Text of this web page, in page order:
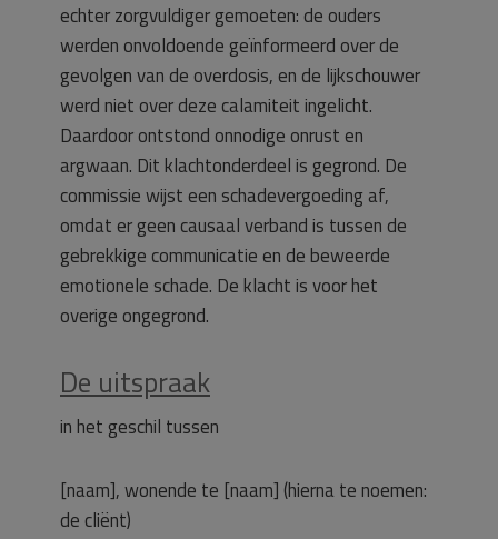
echter zorgvuldiger gemoeten: de ouders
werden onvoldoende geïnformeerd over de
gevolgen van de overdosis, en de lijkschouwer
werd niet over deze calamiteit ingelicht.
Daardoor ontstond onnodige onrust en
argwaan. Dit klachtonderdeel is gegrond. De
commissie wijst een schadevergoeding af,
omdat er geen causaal verband is tussen de
gebrekkige communicatie en de beweerde
emotionele schade. De klacht is voor het
overige ongegrond.
De uitspraak
in het geschil tussen
[naam], wonende te [naam] (hierna te noemen:
de cliënt)